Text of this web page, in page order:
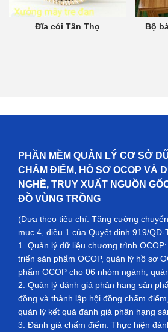
Đĩa cói Tân Thọ Bộ
PHẦN MỀM QUẢN LÝ CƠ SỞ
CHẤM ĐIỂM, HỒ SƠ OCOP VÀ
NGHỀ, TRUY XUẤT NGUỒN
ĐỒ VÙNG TRỒNG
(Dựa theo tiêu chí: Tăng cường
mục 4, điều 1 của Quyết định 919/
1. Quản lý dữ liệu chương trình
triển sản phẩm OCOP, quản lý hồ sơ
phẩm OCOP cho 06 nhóm ngành,
2. Quản lý đánh giá phân hạng sản
đồng và thành lập hội đồng chấm
quản lý kết quả đánh giá phân hạng
3. Đánh giá chấm điểm: Thực hiện